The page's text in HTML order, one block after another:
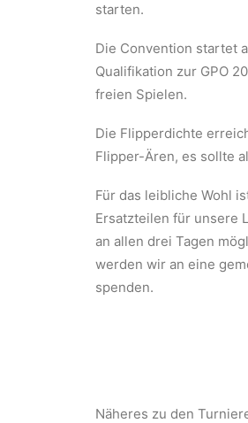
starten.
Die Convention startet
Qualifikation zur GPO
freien Spielen.
Die Flipperdichte
Flipper-Ären, es sollte
Für das leibliche Wohl
Ersatzteilen für unsere
an allen drei Tagen
werden wir an eine
spenden.
Näheres zu den